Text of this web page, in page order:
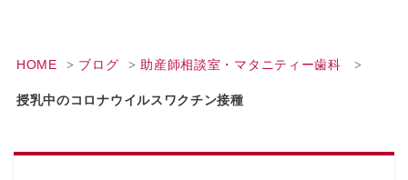
HOME ブログ 助産師相談室・マタニティー歯科
授乳中のコロナウイルスワクチン接種